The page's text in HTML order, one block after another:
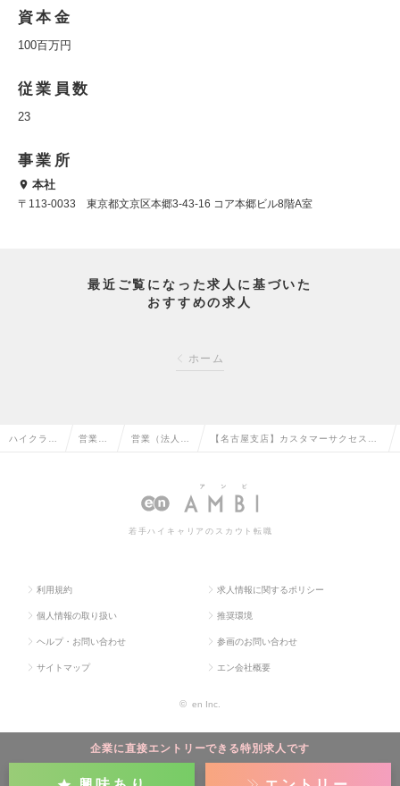
資本金
100百万円
従業員数
23
事業所
本社
〒113-0033 東京都文京区本郷3-43-16 コア本郷ビル8階A室
最近ご覧になった求人に基づいた
おすすめの求人
ホーム
企業に直接エントリーできる特別求人です
ハイクラス 営業系 営業（法人向 【名古屋支店】カスタマーサクセス
若手ハイキャリアのスカウト転職
利用規約 求人情報に関するポリシー
個人情報の取り扱い 推奨環境
ヘルプ・お問い合わせ 参画のお問い合わせ
サイトマップ エン会社概要
© en Inc.